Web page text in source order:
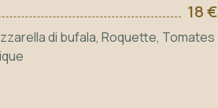
18 €
di bufala, Roquette, Tomates